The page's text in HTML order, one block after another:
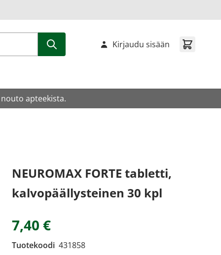
Kirjaudu sisään
apteekista.
NEUROMAX FORTE tabletti,
kalvopäällysteinen 30 kpl
7,40 €
Tuotekoodi 431858